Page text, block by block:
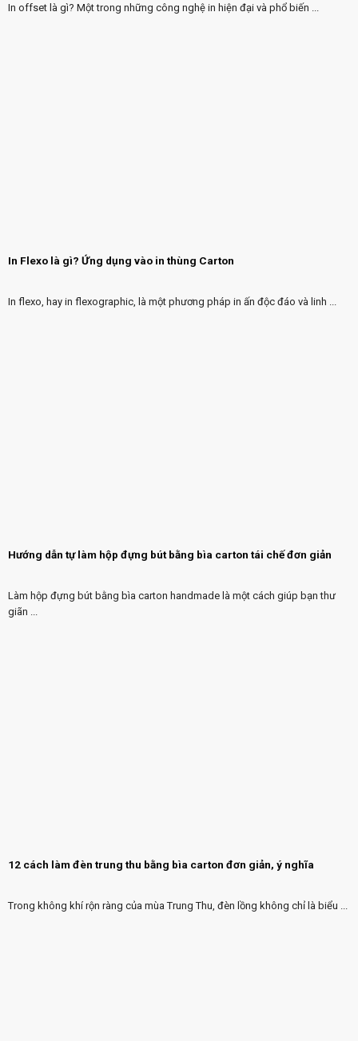
In offset là gì? Một trong những công nghệ in hiện đại và phổ biến ...
In Flexo là gì? Ứng dụng vào in thùng Carton
In flexo, hay in flexographic, là một phương pháp in ấn độc đáo và linh ...
Hướng dẫn tự làm hộp đựng bút bằng bìa carton tái chế đơn giản
Làm hộp đựng bút bằng bìa carton handmade là một cách giúp bạn thư
giãn ...
12 cách làm đèn trung thu bằng bìa carton đơn giản, ý nghĩa
Trong không khí rộn ràng của mùa Trung Thu, đèn lồng không chỉ là biểu ...